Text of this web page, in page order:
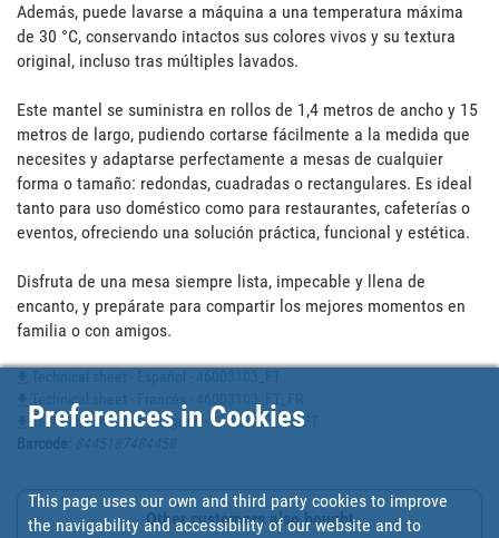
Además, puede lavarse a máquina a una temperatura máxima
de 30 °C, conservando intactos sus colores vivos y su textura
original, incluso tras múltiples lavados.
Este mantel se suministra en rollos de 1,4 metros de ancho y 15
metros de largo, pudiendo cortarse fácilmente a la medida que
necesites y adaptarse perfectamente a mesas de cualquier
forma o tamaño: redondas, cuadradas o rectangulares. Es ideal
tanto para uso doméstico como para restaurantes, cafeterías o
eventos, ofreciendo una solución práctica, funcional y estética.
Disfruta de una mesa siempre lista, impecable y llena de
encanto, y prepárate para compartir los mejores momentos en
familia o con amigos.
Technical sheet - Portugues - 46003103_FT_PT
Other customers also bought
Preferences in Cookies
This page uses our own and third party cookies to improve
the navigability and accessibility of our website and to